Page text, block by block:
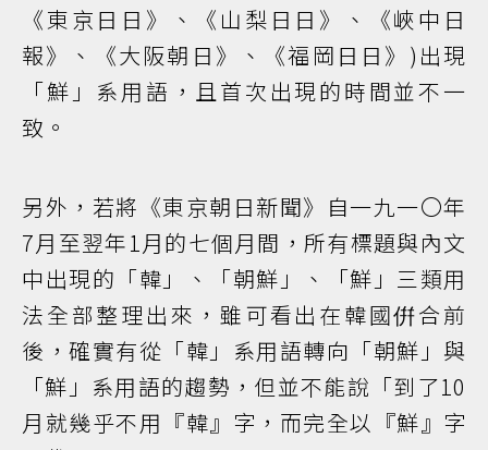
《東京日日》、《山梨日日》、《峽中日
報》、《大阪朝日》、《福岡日日》)出現
「鮮」系用語，且首次出現的時間並不一
致。
另外，若將《東京朝日新聞》自一九一〇年
7月至翌年1月的七個月間，所有標題與內文
中出現的「韓」、「朝鮮」、「鮮」三類用
法全部整理出來，雖可看出在韓國倂合前
後，確實有從「韓」系用語轉向「朝鮮」與
「鮮」系用語的趨勢，但並不能說「到了10
月就幾乎不用『韓』字，而完全以『鮮』字